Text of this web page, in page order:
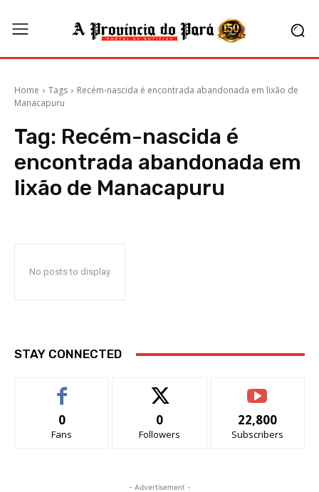
Home Tags
Recém-nascida é encontrada abandonada em lixão de
Manacapuru
Tag: Recém-nascida é
encontrada abandonada em
lixão de Manacapuru
No posts to display
STAY CONNECTED
0
Fans
0
Followers
22,800
Subscribers
- Advertisement -